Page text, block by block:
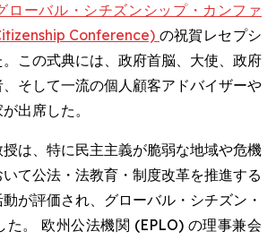
ローバル・シチズンシップ・カンファ
Conference) の祝賀レセプシ
この式典には、政府首脳、大使、政府
そして一流の個人顧客アドバイザーや
出席した。
は、特に民主主義が脆弱な地域や危機
て公法・法教育・制度改革を推進する
が評価され、グローバル・シチズン・
た。 欧州公法機関 (EPLO) の理事兼会